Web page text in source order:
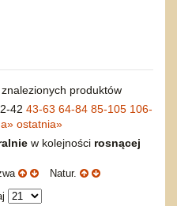
produktów
42 43-63 64-84 85-105 106-
» ostatnia»
w kolejności rosnącej
Natur.